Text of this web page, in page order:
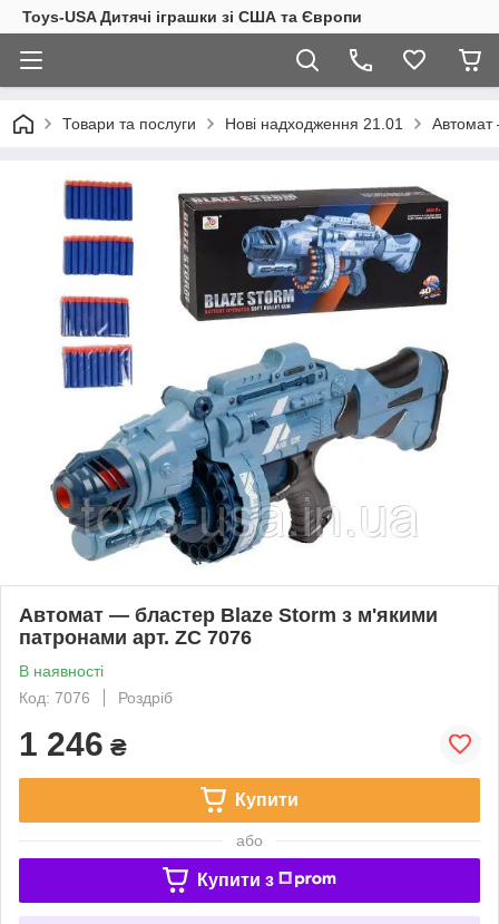
Toys-USA Дитячі іграшки зі США та Європи
Товари та послуги Нові надходження 21.01 Автомат
Автомат — бластер Blaze Storm з м'якими
патронами арт. ZC 7076
В наявності
Код: 7076
Роздріб
1 246 ₴
Купити
або
Купити з